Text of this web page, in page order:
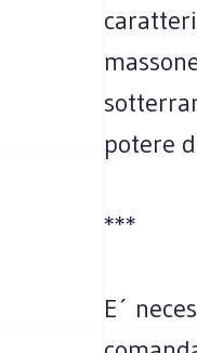
potere
***
E´